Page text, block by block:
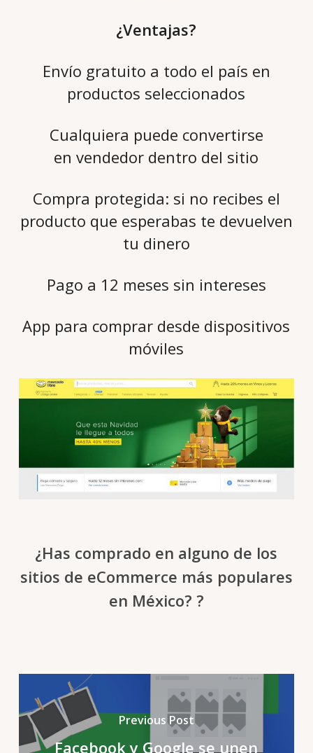
¿Ventajas?
Envío gratuito a todo el país en
productos seleccionados
Cualquiera puede convertirse
en vendedor dentro del sitio
Compra protegida: si no recibes el
producto que esperabas te devuelven
tu dinero
Pago a 12 meses sin intereses
App para comprar desde dispositivos
móviles
¿Has comprado en alguno de los
sitios de eCommerce más populares
en México? ?
Previous Post
Facebook y Google se unen